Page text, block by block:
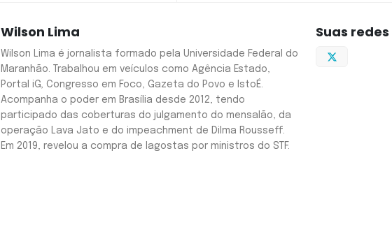
Wilson Lima
Wilson Lima é jornalista formado pela Universidade Federal do
Maranhão. Trabalhou em veículos como Agência Estado,
Portal iG, Congresso em Foco, Gazeta do Povo e IstoÉ.
Acompanha o poder em Brasília desde 2012, tendo
participado das coberturas do julgamento do mensalão, da
operação Lava Jato e do impeachment de Dilma Rousseff.
Em 2019, revelou a compra de lagostas por ministros do STF.
Suas redes